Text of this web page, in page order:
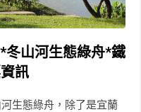
冬山河生態綠舟*鐵
訊
生態綠舟，除了是宜蘭